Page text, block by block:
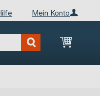
Mein Konto
Mein